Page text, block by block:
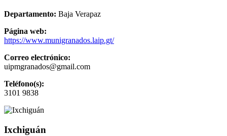
Departamento: Baja Verapaz
Página web:
https://www.munigranados.laip.gt/
Correo electrónico:
uipmgranados@gmail.com
Teléfono(s):
3101 9838
Ixchiguán